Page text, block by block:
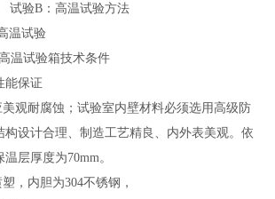
试验B：高温试验方法
温试验
温试验箱技术条件
能保证
观耐腐蚀；试验室内壁材料必须选用高级防
构设计合理、制造工艺精良、内外表美观。依
温层厚度为70mm。
，内胆为304不锈钢，